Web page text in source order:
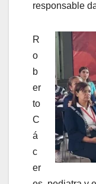
responsable
R
o
b
er
to
C
á
c
er